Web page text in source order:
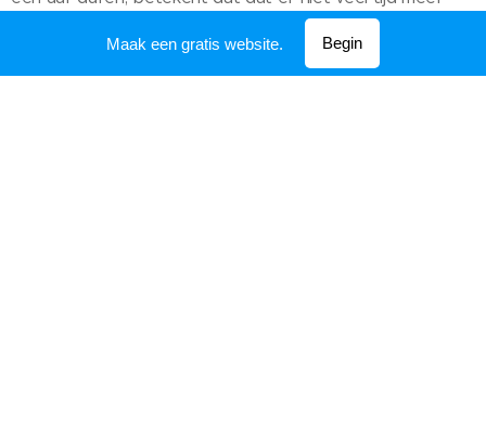
De eerste klas hebben we dus een kwartiertje gehad,
Maak een gratis website. Begin